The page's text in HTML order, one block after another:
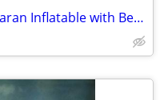
Saturn 12 Foot Catamaran Inflatable with Beautiful Customizations